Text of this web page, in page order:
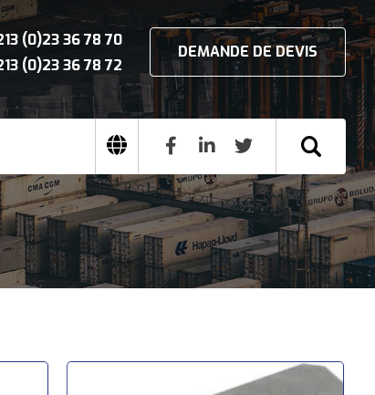
DEMANDE DE DEVIS
(0)23 36 78 70
(0)23 36 78 72